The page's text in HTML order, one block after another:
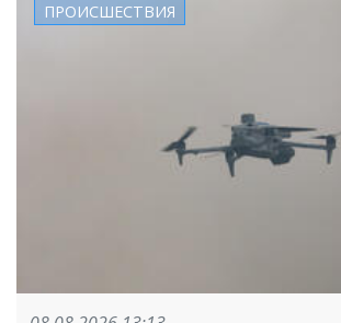
ПРОИСШЕСТВИЯ